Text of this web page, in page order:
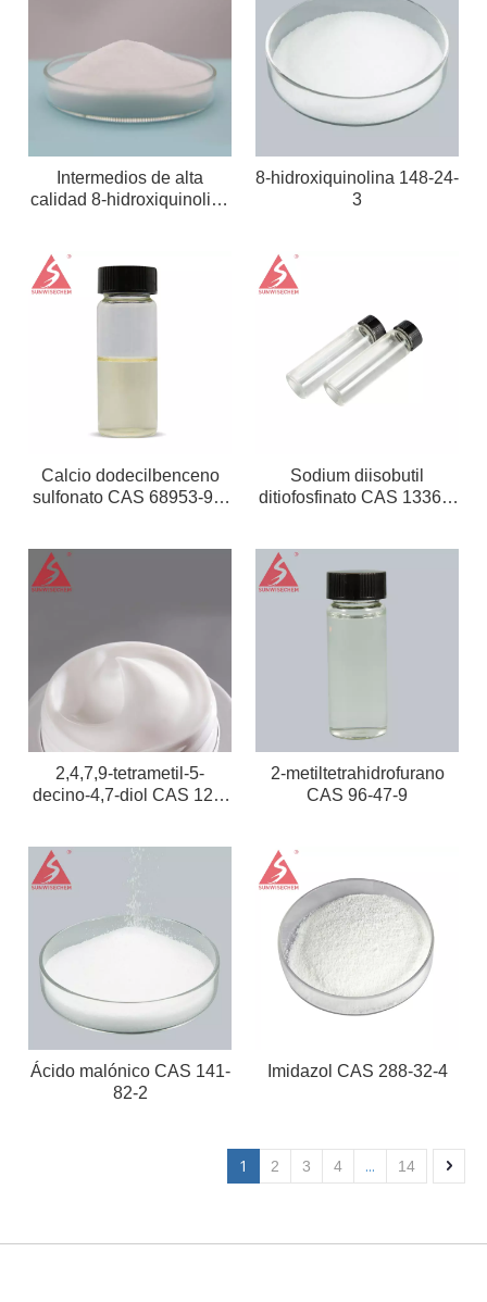
Intermedios de alta
calidad 8-hidroxiquinolina
8-hidroxiquinolina 148-24-
3
Calcio dodecilbenceno
sulfonato CAS 68953-96-
Sodium diisobutil
ditiofosfinato CAS 13360-
2,4,7,9-tetrametil-5-
decino-4,7-diol CAS 126-
2-metiltetrahidrofurano
CAS 96-47-9
Ácido malónico CAS 141-
82-2
Imidazol CAS 288-32-4
1 2 3 4 ... 14